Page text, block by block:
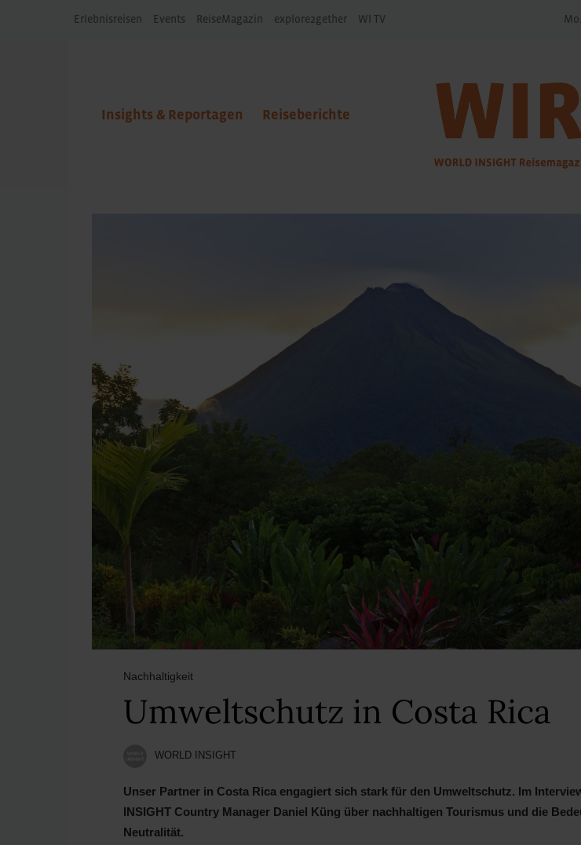
Erlebnisreisen Events ReiseMagazin explore2gether WI TV
Insights & Reportagen Reiseberichte
Nachhaltigkeit
Umweltschutz in Costa Rica
WORLD INSIGHT
Unser Partner in Costa Rica engagiert sich stark für den Umweltschutz. Im
INSIGHT Country Manager Daniel Küng über nachhaltigen Tourismus und die
Neutralität.